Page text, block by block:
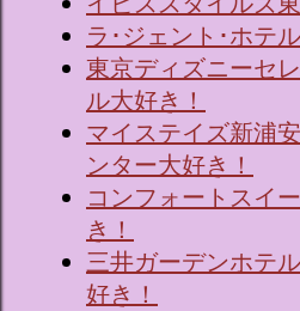
ラ･ジェント･ホテ
東京ディズニーセ
ル大好き！
マイステイズ新浦
ンター大好き！
コンフォートスイ
き！
三井ガーデンホテ
好き！